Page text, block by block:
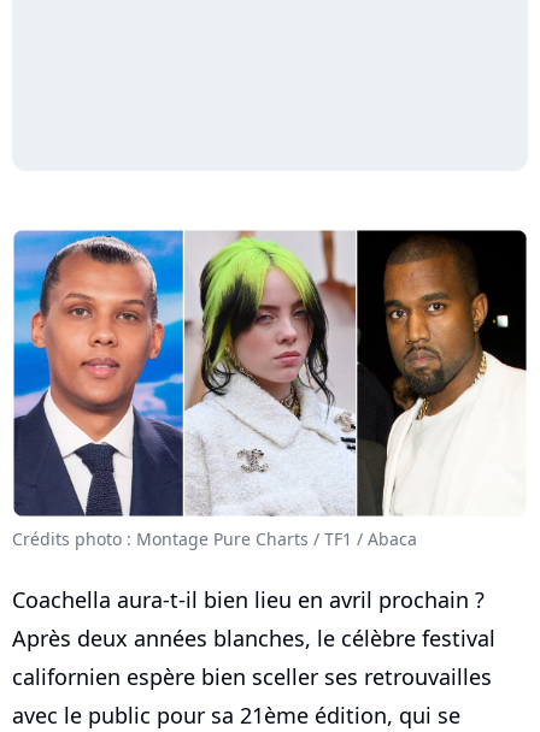
Crédits photo : Montage Pure Charts / TF1 / Abaca
Coachella aura-t-il bien lieu en avril prochain ?
Après deux années blanches, le célèbre festival
californien espère bien sceller ses retrouvailles
avec le public pour sa 21ème édition, qui se